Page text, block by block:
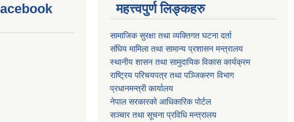
महत्त्वपुर्ण लिङ्कहरु
सामाजिक सुरक्षा तथा व्यक्तिगत घटना दर्ता
संघिय मामिला तथा सामान्य प्रशासन मन्त्रालय
स्थानीय शासन तथा सामुदायिक विकास कार्यक्रम
राष्ट्रिय परिचयपत्र तथा पञ्जिकरण विभाग
प्रधानमन्त्री कार्यालय
नेपाल सरकारको आधिकारिक पोर्टल
सञ्‍चार तथा सूचना प्रविधि मन्त्रालय